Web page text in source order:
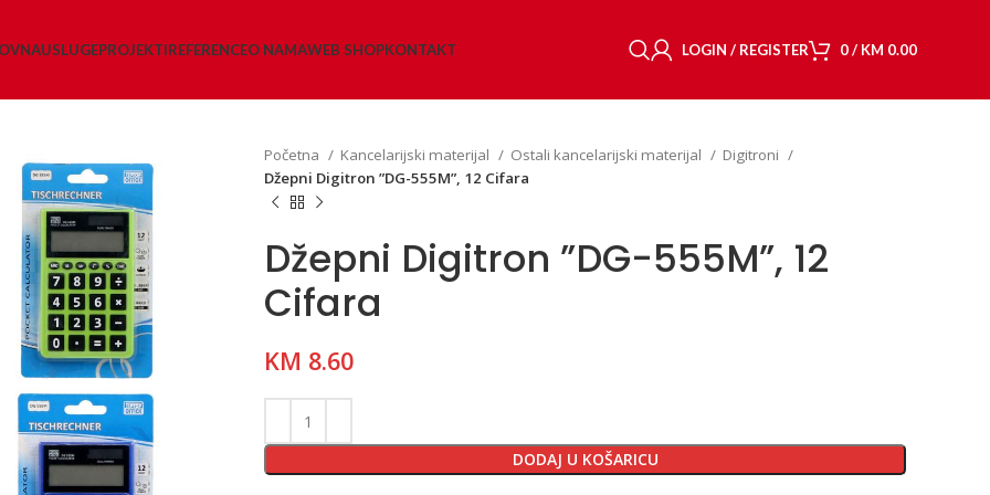
USLUGEPROJEKTIREFERENCEO NAMAWEB SHOPKONTAKT LOGIN / REGISTER 0/ KM 0.00
Početna Kancelarijski materijal Ostali kancelarijski materijal
Digitroni
Džepni Digitron ”DG-555M”, 12 Cifara
Džepni Digitron ”DG-555M”, 12
Cifara
KM 8.60
DODAJ U KOŠARICU